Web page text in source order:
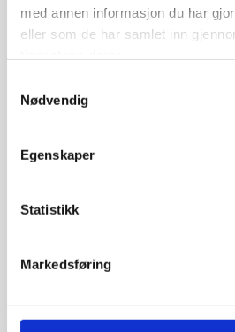
med annen informasjon du har
eller som de har samlet inn
Nødvendig
Egenskaper
Statistikk
Markedsføring
Kontakt
Epost*